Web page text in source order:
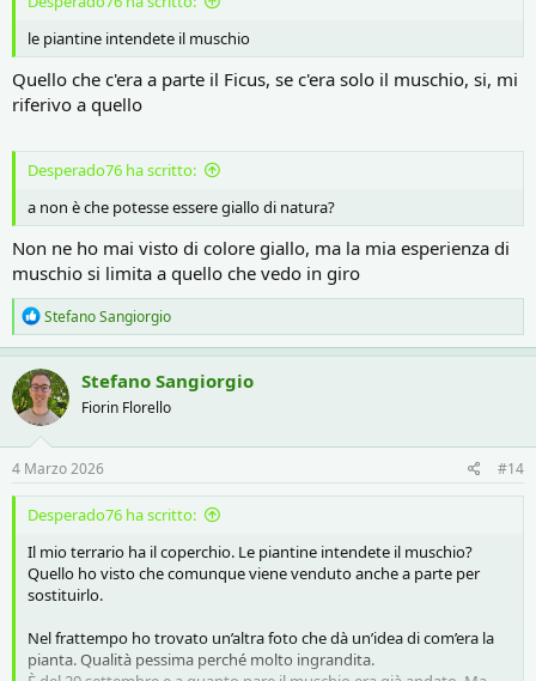
le piantine intendete il muschio
Quello che c'era a parte il Ficus, se c'era solo il muschio, si, mi
riferivo a quello
Desperado76 ha scritto:
a non è che potesse essere giallo di natura?
Non ne ho mai visto di colore giallo, ma la mia esperienza di
muschio si limita a quello che vedo in giro
R
e
a
c
t
i
o
n
s
:
Stefano Sangiorgio
Stefano Sangiorgio
Fiorin Florello
4 Marzo 2026 #14
Desperado76 ha scritto:
Il mio terrario ha il coperchio. Le piantine intendete il muschio?
Quello ho visto che comunque viene venduto anche a parte per
sostituirlo.
Nel frattempo ho trovato un’altra foto che dà un’idea di com’era la
pianta. Qualità pessima perché molto ingrandita.